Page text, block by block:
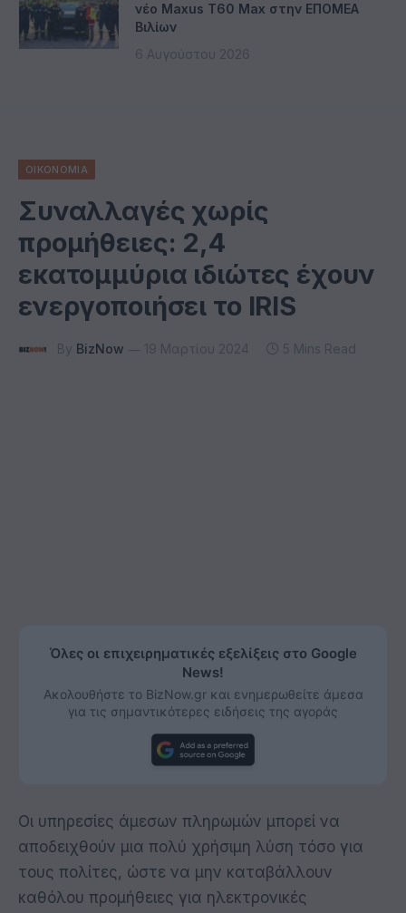
νέο Maxus T60 Max στην ΕΠΟΜΕΑ
Βιλίων
6 Αυγούστου 2026
ΟΙΚΟΝΟΜΙΑ
Συναλλαγές χωρίς
προμήθειες: 2,4
εκατομμύρια ιδιώτες έχουν
ενεργοποιήσει το IRIS
By BizNow 19 Μαρτίου 2024 5 Mins Read
Όλες οι επιχειρηματικές εξελίξεις στο Google
News!
Ακολουθήστε το BizNow.gr και ενημερωθείτε άμεσα
για τις σημαντικότερες ειδήσεις της αγοράς
Οι υπηρεσίες άμεσων πληρωμών μπορεί να
αποδειχθούν μια πολύ χρήσιμη λύση τόσο για
τους πολίτες, ώστε να μην καταβάλλουν
καθόλου προμήθειες για ηλεκτρονικές